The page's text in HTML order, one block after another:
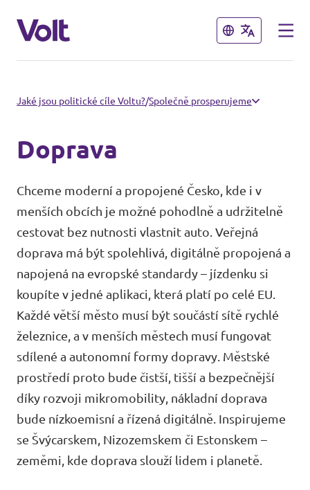
Zavřít
Naši sousedé
Volt Slovensko
Volt Rakousko
Zavřít
Program
O Voltu
Novinky
Události
Přidej se k nám
Jaké jsou politické cíle Voltu?/Společně prosperujeme
Doprava
Chceme moderní a propojené Česko, kde i v
menších obcích je možné pohodlně a udržitelně
cestovat bez nutnosti vlastnit auto. Veřejná
doprava má být spolehlivá, digitálně propojená a
napojená na evropské standardy – jízdenku si
koupíte v jedné aplikaci, která platí po celé EU.
Každé větší město musí být součástí sítě rychlé
železnice, a v menších městech musí fungovat
sdílené a autonomní formy dopravy. Městské
prostředí proto bude čistší, tišší a bezpečnější
díky rozvoji mikromobility, nákladní doprava
bude nízkoemisní a řízená digitálně. Inspirujeme
se Švýcarskem, Nizozemskem či Estonskem –
zeměmi, kde doprava slouží lidem i planetě.